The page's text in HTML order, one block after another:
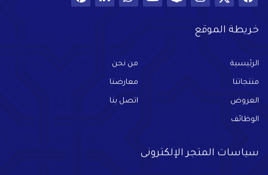
خريطة الموقع
الرئيسية من نحن
منتجاتنا معارضنا
العروض اتصل بنا
الوظائف
سياسات المتجر الإلكترونى